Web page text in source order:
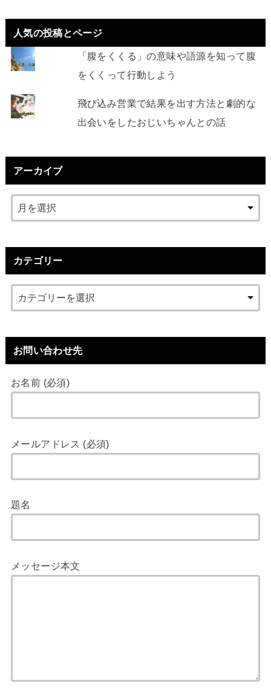
人気の投稿とページ
「腹をくくる」の意味や語源を知って腹
をくくって行動しよう
飛び込み営業で結果を出す方法と劇的な
出会いをしたおじいちゃんとの話
アーカイブ
カテゴリー
お問い合わせ先
お名前 (必須)
メールアドレス (必須)
題名
メッセージ本文